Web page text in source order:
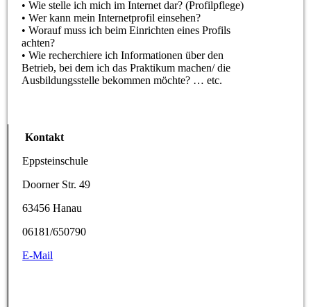
• Wie stelle ich mich im Internet dar? (Profilpflege)
• Wer kann mein Internetprofil einsehen?
• Worauf muss ich beim Einrichten eines Profils
achten?
• Wie recherchiere ich Informationen über den
Betrieb, bei dem ich das Praktikum machen/ die
Ausbildungsstelle bekommen möchte? … etc.
Kontakt
Eppsteinschule
Doorner Str. 49
63456 Hanau
06181/650790
E-Mail